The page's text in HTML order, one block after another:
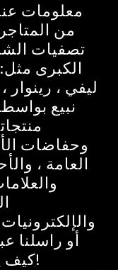
معلومات
من
تصفيات
الكبرى
ليفي ، رينوار
نبيع
وحفاضات
العامة ،
أو راسلنا
كيف يمكننا مساعدة عملك اليوم!